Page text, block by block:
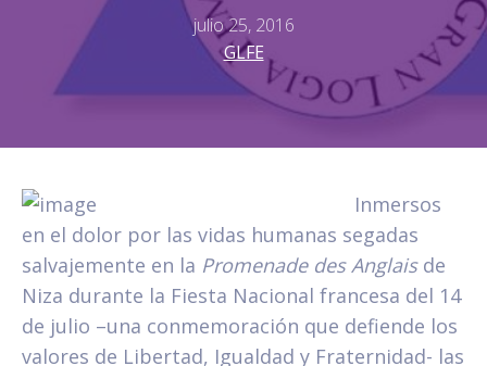
julio 25, 2016
GLFE
Inmersos
en el dolor por las vidas humanas segadas
salvajemente en la Promenade des Anglais de
Niza durante la Fiesta Nacional francesa del 14
de julio –una conmemoración que defiende los
valores de Libertad, Igualdad y Fraternidad- las